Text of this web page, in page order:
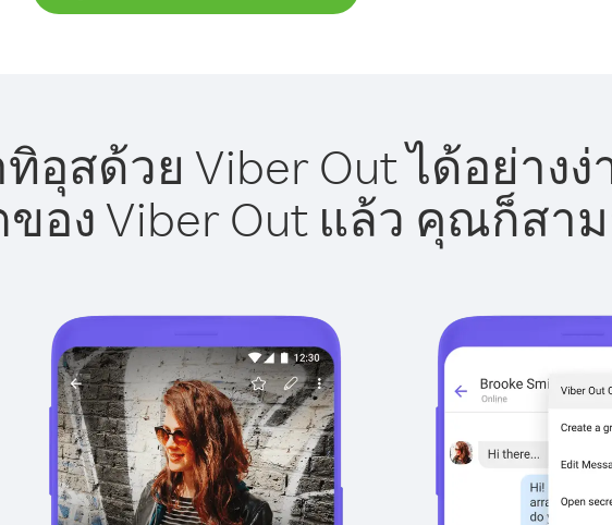
สด้วย Viber Out ได้อย่างง่
อง Viber Out แล้ว คุณก็สา